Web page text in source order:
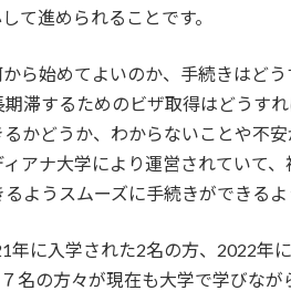
て進められることです。
ら始めてよいのか、手続きはど
滞するためのビザ取得はどうす
かどうか、わからないことや不安
アナ大学により運営されていて
ようスムーズに手続きができるよ
に入学された2名の方、2022年
名の方々が現在も大学で学びなが